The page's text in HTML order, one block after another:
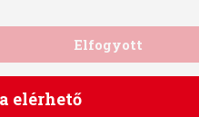
Elfogyott
elérhető